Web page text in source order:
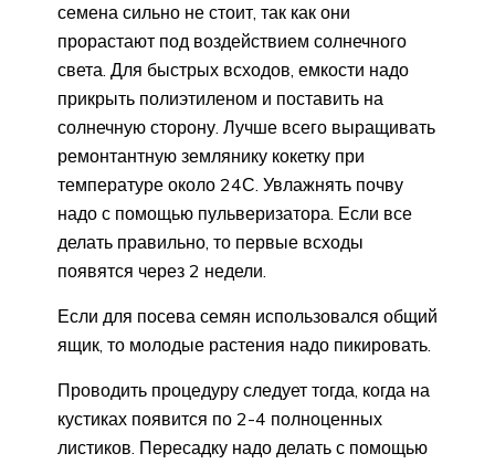
семена сильно не стоит, так как они
прорастают под воздействием солнечного
света. Для быстрых всходов, емкости надо
прикрыть полиэтиленом и поставить на
солнечную сторону. Лучше всего выращивать
ремонтантную землянику кокетку при
температуре около 24С. Увлажнять почву
надо с помощью пульверизатора. Если все
делать правильно, то первые всходы
появятся через 2 недели.
Если для посева семян использовался общий
ящик, то молодые растения надо пикировать.
Проводить процедуру следует тогда, когда на
кустиках появится по 2-4 полноценных
листиков. Пересадку надо делать с помощью